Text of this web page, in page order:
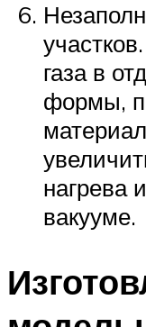
газа в
формы,
нагрева
вакууме.